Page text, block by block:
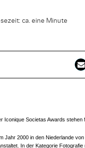
ca. eine Minute
Iconique Societas Awards stehen
Jahr 2000 in den Niederlande
In der Kategorie